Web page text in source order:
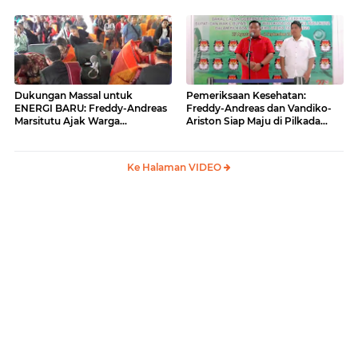
Dukungan Massal untuk
ENERGI BARU: Freddy-Andreas
Marsitutu Ajak Warga
Pemeriksaan Kesehatan:
Freddy-Andreas dan Vandiko-
Ariston Siap Maju di Pilkada
Ke Halaman VIDEO